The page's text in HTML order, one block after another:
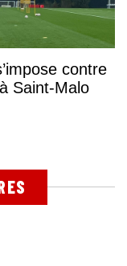
contre
Saint-Malo